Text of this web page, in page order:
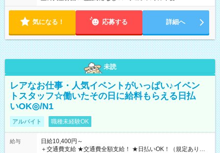
気になる！ 応募する 詳細へ
未読
レアなお仕事・人気イベントがいっぱい♪イベン
トスタッフ☆働いたその日に給料もらえる日払
いOK◎/N1
アルバイト 職種未経験OK
給与
日給10,400円～
＋交通費支給 ★交通費全額支給！ ★日払いOK！（規定あり） ┗